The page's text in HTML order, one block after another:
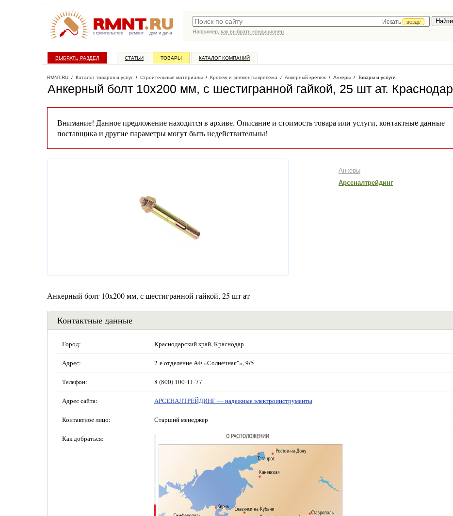
строительство ремонт дом и дача
Искать
везде
Например, как выбрать кондиционер
ВЫБРАТЬ РАЗДЕЛ СТАТЬИ ТОВАРЫ КАТАЛОГ КОМПАНИЙ
RMNT.RU / Каталог товаров и услуг / Строительные материалы / Крепеж и элементы крепежа / Анкерный крепеж / Анкеры / Товары и услуги
Анкерный болт 10х200 мм, с шестигранной гайкой, 25 шт ат. Краснодар
Внимание! Данное предложение находится в архиве. Описание и стоимость товара или услуги, контактные данные
поставщика и другие параметры могут быть недействительны!
Анкеры
Арсеналтрейдинг
Анкерный болт 10х200 мм, с шестигранной гайкой, 25 шт ат
Контактные данные
Город: Краснодарский край, Краснодар
Адрес: 2-е отделение АФ «Солнечная"», 9/5
Телефон: 8 (800) 100-11-77
Адрес сайта: АРСЕНАЛТРЕЙДИНГ — надежные электроинструменты
Контактное лицо: Старший менеджер
Как добраться: